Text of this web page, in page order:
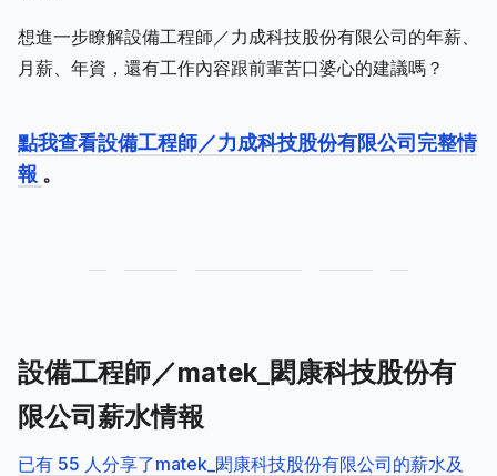
想進一步瞭解設備工程師／力成科技股份有限公司的年薪、
月薪、年資，還有工作內容跟前輩苦口婆心的建議嗎？
點我查看設備工程師／力成科技股份有限公司完整情
報 。
設備工程師／matek_閎康科技股份有
限公司薪水情報
已有 55 人分享了matek_閎康科技股份有限公司的薪水及